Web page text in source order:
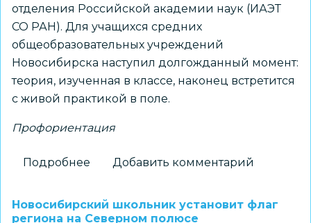
отделения Российской академии наук (ИАЭТ
СО РАН). Для учащихся средних
общеобразовательных учреждений
Новосибирска наступил долгожданный момент:
теория, изученная в классе, наконец встретится
с живой практикой в поле.
Профориентация
Подробнее
«Перекрёстках
эпох»:
Добавить комментарий
Новосибирский школьник установит флаг
региона на Северном полюсе